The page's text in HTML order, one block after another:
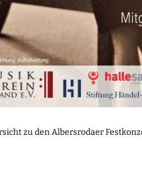
zu den Albersrodaer